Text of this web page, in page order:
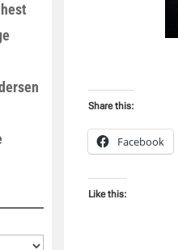
Share this:
Facebook
Like this: